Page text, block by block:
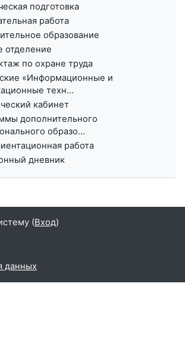
подготовка
работа
образование
отделение
по охране труда
«Информационные и
техн...
кабинет
дополнительного
образо...
работа
дневник
(Вход)
данных